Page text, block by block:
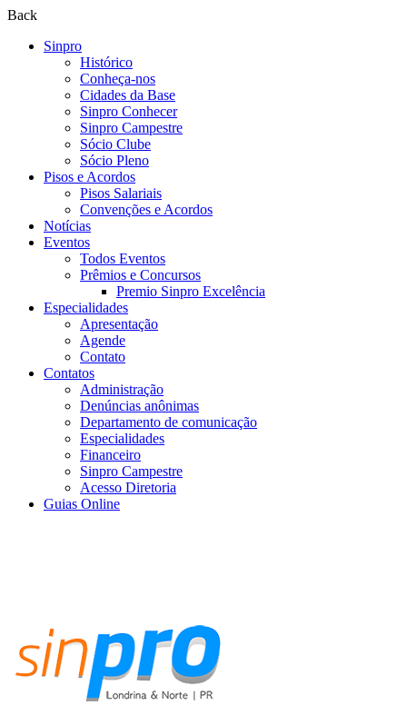
Back
Sinpro
Histórico
Conheça-nos
Cidades da Base
Sinpro Conhecer
Sinpro Campestre
Sócio Clube
Sócio Pleno
Pisos e Acordos
Pisos Salariais
Convenções e Acordos
Notícias
Eventos
Todos Eventos
Prêmios e Concursos
Premio Sinpro Excelência
Especialidades
Apresentação
Agende
Contato
Contatos
Administração
Denúncias anônimas
Departamento de comunicação
Especialidades
Financeiro
Sinpro Campestre
Acesso Diretoria
Guias Online